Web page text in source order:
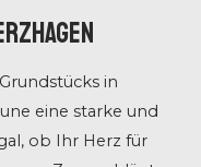
in
eine starke und
ob Ihr Herz für